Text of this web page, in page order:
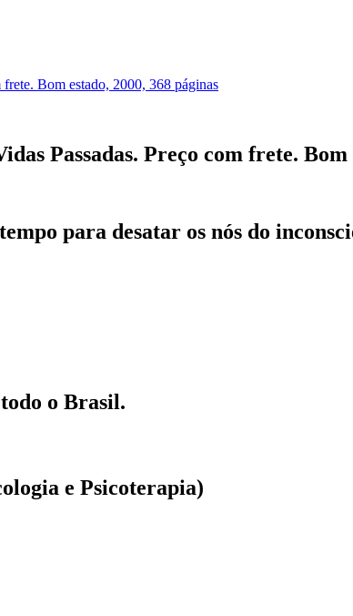
Bom estado, 2000, 368 páginas
Passadas. Preço com frete. Bom
para desatar os nós do
o Brasil.
e Psicoterapia)